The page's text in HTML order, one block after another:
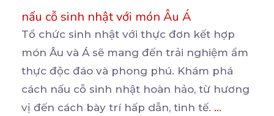
nấu cỗ sinh nhật với món Âu Á
Tổ chức sinh nhật với thực đơn kết hợp
món Âu và Á sẽ mang đến trải nghiệm ẩm
thực độc đáo và phong phú. Khám phá
cách nấu cỗ sinh nhật hoàn hảo, từ hương
vị đến cách bày trí hấp dẫn, tinh tế. ...